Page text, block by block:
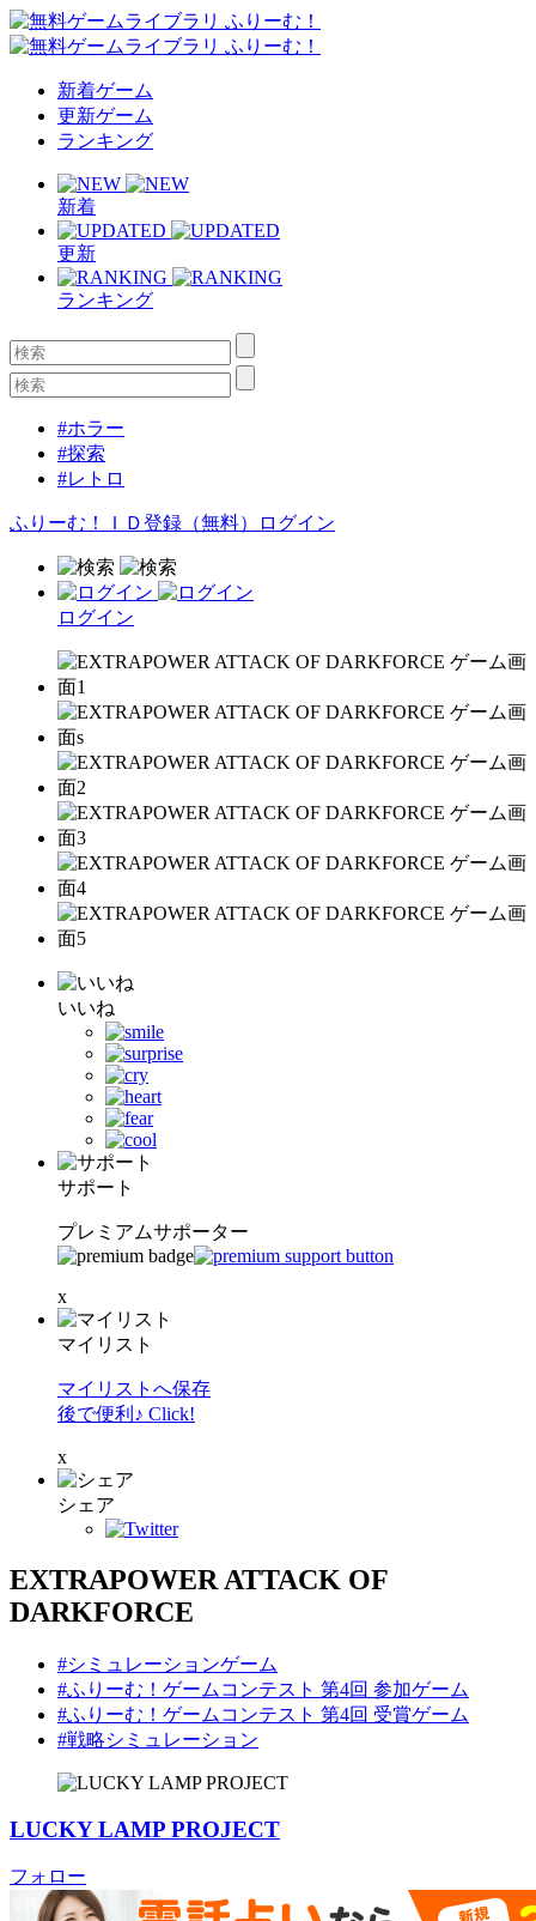
新着ゲーム
更新ゲーム
ランキング
新着
更新
ランキング
#ホラー
#探索
#レトロ
ふりーむ！ＩＤ登録（無料） ログイン
ログイン
いいね
サポート
プレミアムサポーター
x
マイリスト
マイリストへ保存
後で便利♪ Click!
x
シェア
EXTRAPOWER ATTACK OF
DARKFORCE
#シミュレーションゲーム
#ふりーむ！ゲームコンテスト 第4回 参加ゲーム
#ふりーむ！ゲームコンテスト 第4回 受賞ゲーム
#戦略シミュレーション
LUCKY LAMP PROJECT
フォロー